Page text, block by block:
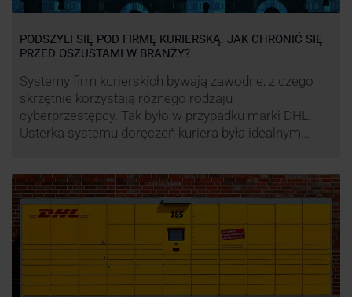
PODSZYLI SIĘ POD FIRMĘ KURIERSKĄ. JAK CHRONIĆ SIĘ
PRZED OSZUSTAMI W BRANŻY?
Systemy firm kurierskich bywają zawodne, z czego
skrzętnie korzystają różnego rodzaju
cyberprzestępcy. Tak było w przypadku marki DHL.
Usterka systemu doręczeń kuriera była idealnym
oszukać cyberprzestępcom, którzy próbują
wykorzystać problemy przedsiębiorstw działających
w branży kurierskiej?